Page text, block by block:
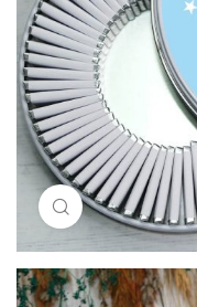
Resimi büyütmek